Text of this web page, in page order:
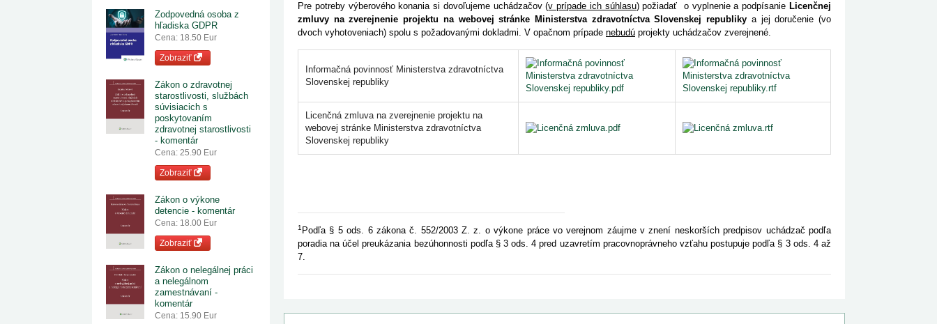
Pre potreby výberového konania si dovoľujeme uchádzačov (v prípade ich súhlasu) požiadať o vyplnenie a podpísanie Licenčnej
zmluvy na zverejnenie projektu na webovej stránke Ministerstva zdravotníctva Slovenskej republiky a jej doručenie (vo
dvoch vyhotoveniach) spolu s požadovanými dokladmi. V opačnom prípade nebudú projekty uchádzačov zverejnené.
Informačná povinnosť Ministerstva zdravotníctva
Slovenskej republiky
Licenčná zmluva na zverejnenie projektu na
webovej stránke Ministerstva zdravotníctva
Slovenskej republiky
1 Podľa § 5 ods. 6 zákona č. 552/2003 Z. z. o výkone práce vo verejnom záujme v znení neskorších predpisov uchádzač podľa
poradia na účel preukázania bezúhonnosti podľa § 3 ods. 4 pred uzavretím pracovnoprávneho vzťahu postupuje podľa § 3 ods. 4 až
7.
Zodpovedná osoba z
hľadiska GDPR
Cena: 18.50 Eur
Zobraziť
Zákon o zdravotnej
starostlivosti, službách
súvisiacich s
poskytovaním
zdravotnej starostlivosti
- komentár
Cena: 25.90 Eur
Zobraziť
Zákon o výkone
detencie - komentár
Cena: 18.00 Eur
Zobraziť
Zákon o nelegálnej práci
a nelegálnom
zamestnávaní -
komentár
Cena: 15.90 Eur